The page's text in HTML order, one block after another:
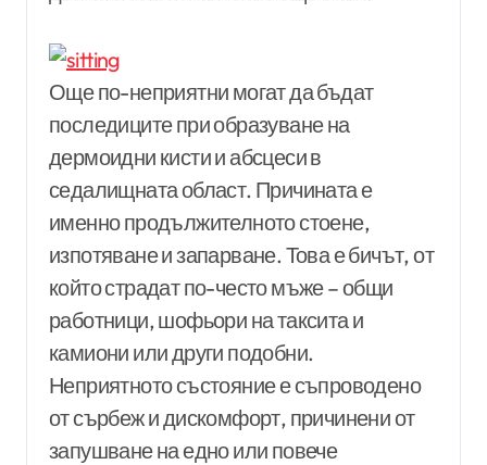
Още по-неприятни могат да бъдат
последиците при образуване на
дермоидни кисти и абсцеси в
седалищната област. Причината е
именно продължителното стоене,
изпотяване и запарване. Това е бичът, от
който страдат по-често мъже – общи
работници, шофьори на таксита и
камиони или други подобни.
Неприятното състояние е съпроводено
от сърбеж и дискомфорт, причинени от
запушване на едно или повече